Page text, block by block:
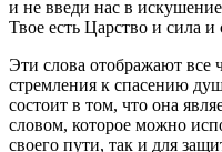
и не введи нас в
Твое есть Царство и сила
Эти слова отображают все
стремления к спасению
состоит в том, что она
словом, которое можно
своего пути, так и для